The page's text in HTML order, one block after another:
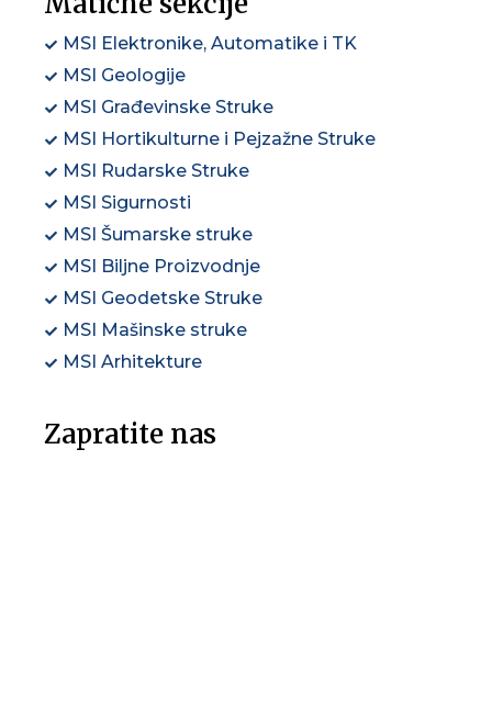
MSI Elektronike, Automatike i TK
MSI Geologije
MSI Građevinske Struke
MSI Hortikulturne i Pejzažne Struke
MSI Rudarske Struke
MSI Sigurnosti
MSI Šumarske struke
MSI Biljne Proizvodnje
MSI Geodetske Struke
MSI Mašinske struke
MSI Arhitekture
Zapratite nas